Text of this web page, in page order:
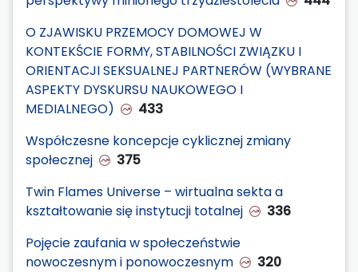
O ZJAWISKU PRZEMOCY DOMOWEJ W
KONTEKŚCIE FORMY, STABILNOŚCI ZWIĄZKU I
ORIENTACJI SEKSUALNEJ PARTNERÓW (WYBRANE
ASPEKTY DYSKURSU NAUKOWEGO I
MEDIALNEGO)
433
Współczesne koncepcje cyklicznej zmiany
społecznej
375
Twin Flames Universe – wirtualna sekta a
kształtowanie się instytucji totalnej
336
Pojęcie zaufania w społeczeństwie
nowoczesnym i ponowoczesnym
320